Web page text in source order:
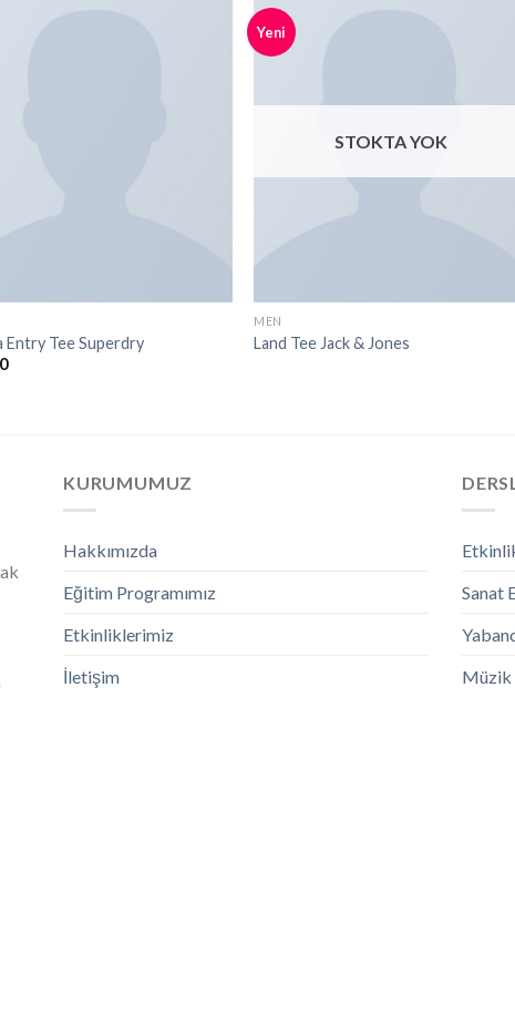
Entry Tee Superdry
Yeni
STOKTA YOK
MEN
Land Tee Jack & Jones
KURUMUMUZ
Hakkımızda
Eğitim Programımız
Etkinliklerimiz
İletişim
Sanat
Müzik